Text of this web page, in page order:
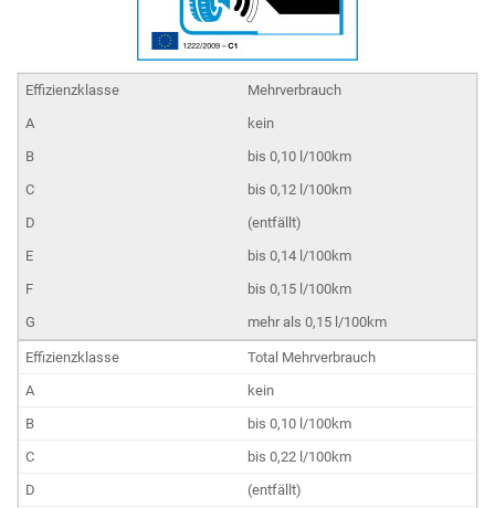
Mehrverbrauch
kein
bis 0,10 l/100km
bis 0,12 l/100km
(entfällt)
bis 0,14 l/100km
bis 0,15 l/100km
mehr als 0,15 l/100km
Total Mehrverbrauch
kein
bis 0,10 l/100km
bis 0,22 l/100km
(entfällt)